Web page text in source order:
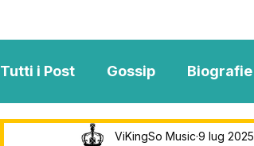
Tutti i Post Gossip Biografie
Interviste ViKingSo Music
ViKingSo Music 9 lug 2025